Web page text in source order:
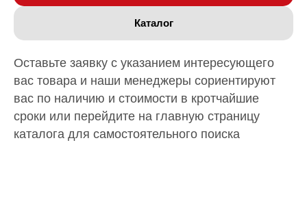
Каталог
Оставьте заявку с указанием интересующего
вас товара и наши менеджеры сориентируют
вас по наличию и стоимости в кротчайшие
сроки или перейдите на главную страницу
каталога для самостоятельного поиска